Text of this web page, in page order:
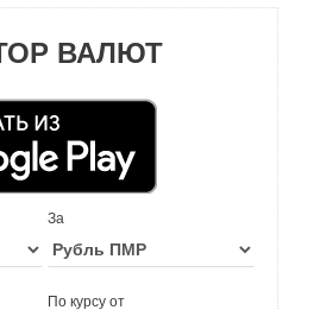
ВАЛЮТ
За
По курсу от